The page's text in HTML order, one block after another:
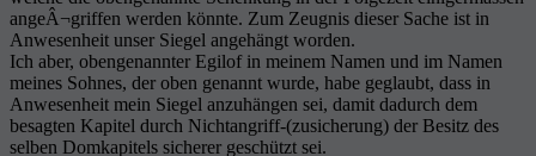
angeÂ¬griffen werden könnte. Zum Zeugnis dieser Sache ist in
Anwesenheit unser Siegel angehängt worden.
Ich aber, obengenannter Egilof in meinem Namen und im Namen
meines Sohnes, der oben genannt wurde, habe geglaubt, dass in
Anwesenheit mein Siegel anzuhängen sei, damit dadurch dem
besagten Kapitel durch Nichtangriff-(zusicherung) der Besitz des
selben Domkapitels sicherer geschützt sei.